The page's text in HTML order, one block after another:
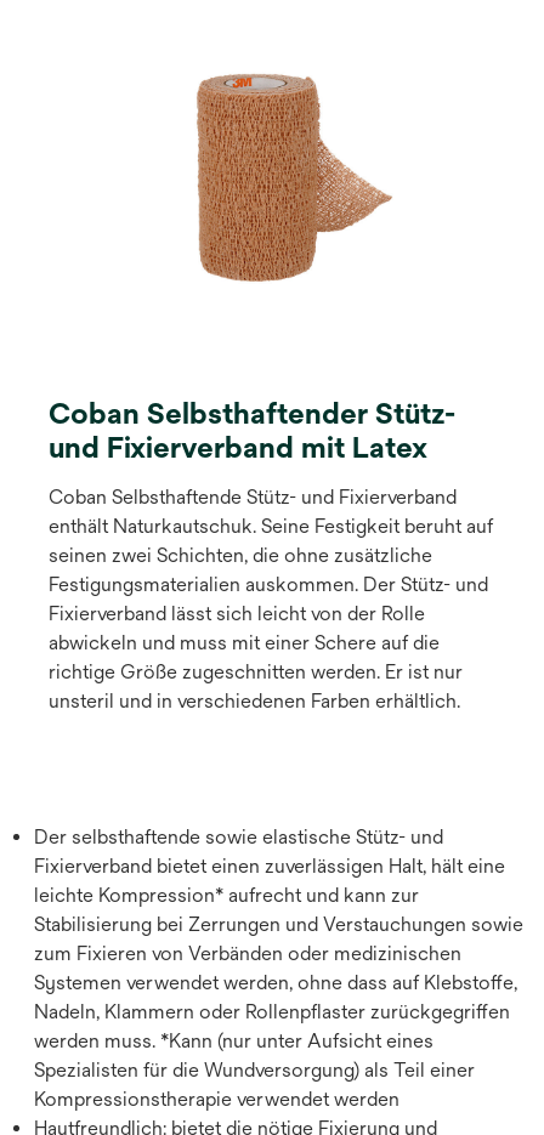
Coban Selbsthaftender Stütz-
und Fixierverband mit Latex
Coban Selbsthaftende Stütz- und Fixierverband
enthält Naturkautschuk. Seine Festigkeit beruht auf
seinen zwei Schichten, die ohne zusätzliche
Festigungsmaterialien auskommen. Der Stütz- und
Fixierverband lässt sich leicht von der Rolle
abwickeln und muss mit einer Schere auf die
richtige Größe zugeschnitten werden. Er ist nur
unsteril und in verschiedenen Farben erhältlich.
Der selbsthaftende sowie elastische Stütz- und
Fixierverband bietet einen zuverlässigen Halt, hält eine
leichte Kompression* aufrecht und kann zur
Stabilisierung bei Zerrungen und Verstauchungen sowie
zum Fixieren von Verbänden oder medizinischen
Systemen verwendet werden, ohne dass auf Klebstoffe,
Nadeln, Klammern oder Rollenpflaster zurückgegriffen
werden muss. *Kann (nur unter Aufsicht eines
Spezialisten für die Wundversorgung) als Teil einer
Kompressionstherapie verwendet werden
Hautfreundlich: bietet die nötige Fixierung und